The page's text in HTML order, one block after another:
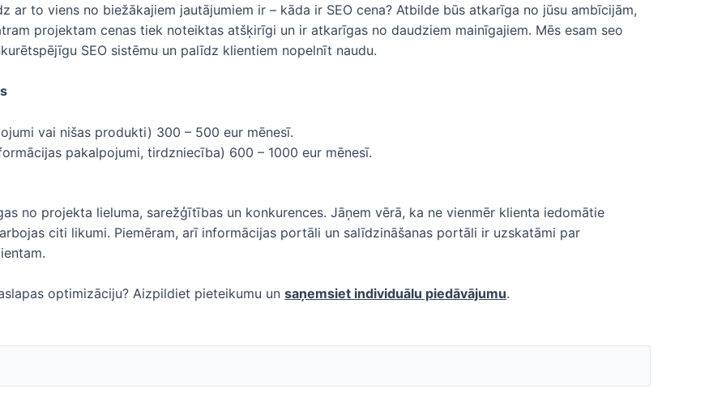
ar to viens no biežākajiem jautājumiem ir – kāda ir SEO cena? Atbilde būs atkarīga no jūsu ambīcijām,
projektam cenas tiek noteiktas atšķirīgi un ir atkarīgas no daudziem mainīgajiem. Mēs esam seo
SEO sistēmu un palīdz klientiem nopelnīt naudu.
vai nišas produkti) 300 – 500 eur mēnesī.
pakalpojumi, tirdzniecība) 600 – 1000 eur mēnesī.
no projekta lieluma, sarežģītības un konkurences. Jāņem vērā, ka ne vienmēr klienta iedomātie
citi likumi. Piemēram, arī informācijas portāli un salīdzināšanas portāli ir uzskatāmi par
optimizāciju? Aizpildiet pieteikumu un saņemsiet individuālu piedāvājumu.